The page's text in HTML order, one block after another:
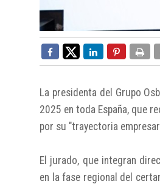
La presidenta del Grupo
2025 en toda España, que
por su "trayectoria
El jurado, que integran
en la fase regional del